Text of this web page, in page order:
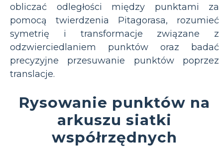
obliczać odległości między punktami za
pomocą twierdzenia Pitagorasa, rozumieć
symetrię i transformacje związane z
odzwierciedlaniem punktów oraz badać
precyzyjne przesuwanie punktów poprzez
translacje.
Rysowanie punktów na
arkuszu siatki
współrzędnych